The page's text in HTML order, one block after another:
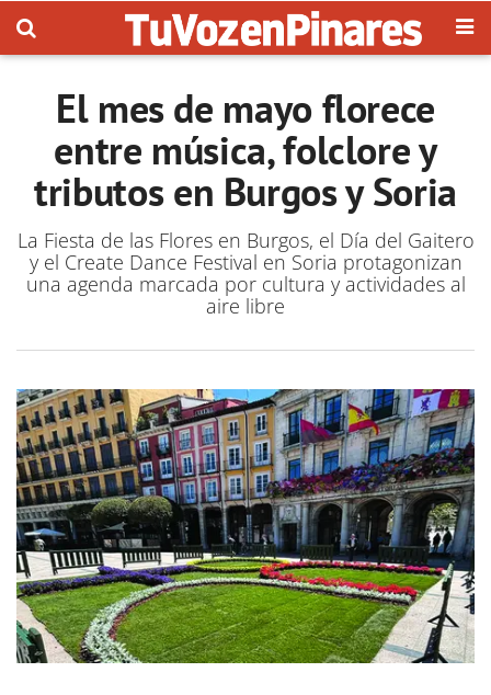
El mes de mayo florece
entre música, folclore y
tributos en Burgos y Soria
La Fiesta de las Flores en Burgos, el Día del Gaitero
y el Create Dance Festival en Soria protagonizan
una agenda marcada por cultura y actividades al
aire libre